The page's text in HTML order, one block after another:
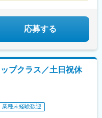
応募する
プクラス／土日祝休
業種未経験歓迎